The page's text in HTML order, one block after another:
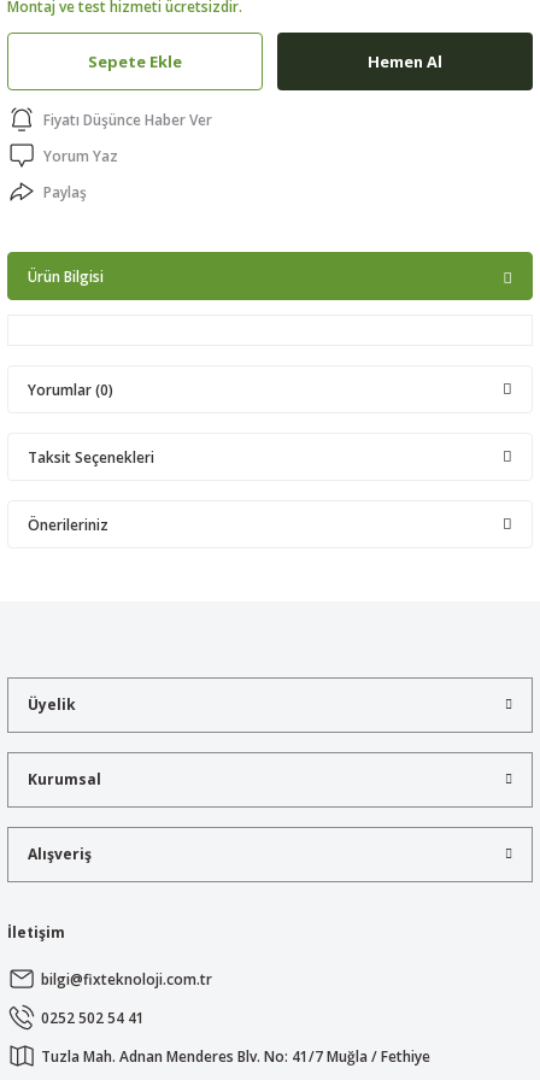
Montaj ve test hizmeti ücretsizdir.
Sepete Ekle Hemen Al
Fiyatı Düşünce Haber Ver
Yorum Yaz
Paylaş
Ürün Bilgisi
Yorumlar (0)
Taksit Seçenekleri
Önerileriniz
Ürün açıklamasında eksik bilgiler bulunuyor.
Ürün bilgilerinde hatalar bulunuyor.
Bu ürüne benzer farklı alternatifler olmalı.
Üyelik
Kurumsal
Alışveriş
İletişim
bilgi@fixteknoloji.com.tr
0252 502 54 41
Tuzla Mah. Adnan Menderes Blv. No: 41/7 Muğla / Fethiye